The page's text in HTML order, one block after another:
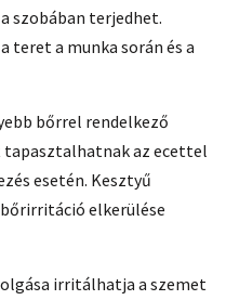
szobában terjedhet.
a munka során és a
bőrrel rendelkező
az ecettel
esetén. Kesztyű
elkerülése
irritálhatja a szemet